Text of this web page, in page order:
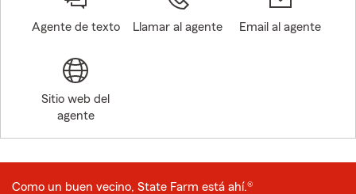
Agente de texto Llamar al agente Email al agente
Sitio web del
agente
Como un buen vecino, State Farm está ahí.®